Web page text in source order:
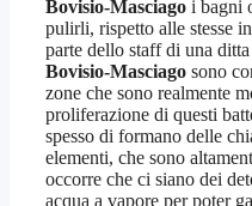
Bovisio-Masciago i bagni
pulirli, rispetto alle stesse
parte dello staff di una
Bovisio-Masciago sono
zone che sono realmente
proliferazione di questi
spesso di formano delle
elementi, che sono
occorre che ci siano dei
acqua a vapore per poter